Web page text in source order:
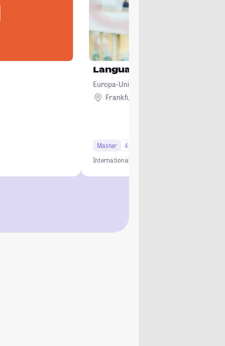
Language and Media
Europa-Universität Viadrina Frankfurt
Frankfurt (Oder)
Master
4 Semester
International